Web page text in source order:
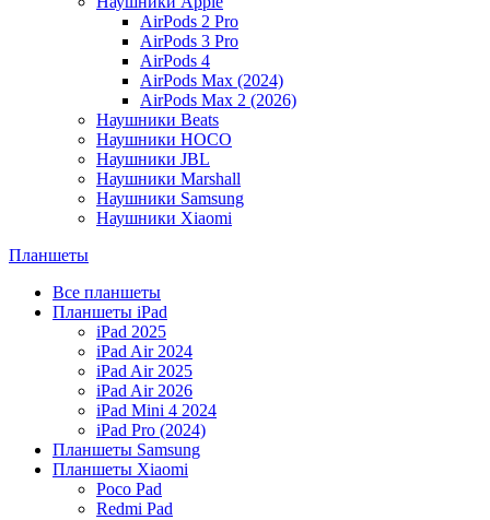
AirPods 2 Pro
AirPods 3 Pro
AirPods 4
AirPods Max (2024)
AirPods Max 2 (2026)
Наушники Beats
Наушники HOCO
Наушники JBL
Наушники Marshall
Наушники Samsung
Наушники Xiaomi
Планшеты
Все планшеты
Планшеты iPad
iPad 2025
iPad Air 2024
iPad Air 2025
iPad Air 2026
iPad Mini 4 2024
iPad Pro (2024)
Планшеты Samsung
Планшеты Xiaomi
Poco Pad
Redmi Pad